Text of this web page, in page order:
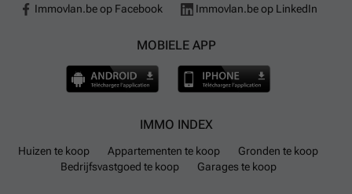
Immovlan.be op Facebook Immovlan.be op LinkedIn
MOBIELE APP
IMMO INDEX
Huizen te koop Appartementen te koop
Gronden te koop
Bedrijfsvastgoed te koop
Garages te koop